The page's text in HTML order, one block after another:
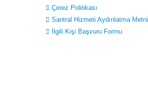
Çerez Politikası
Santral Hizmeti Aydınlatma Metni
İlgili Kişi Başvuru Formu